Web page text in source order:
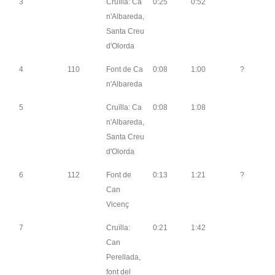
3
Cruïlla: Ca
n'Albareda,
Santa Creu
d'Olorda
0:25 0:52
4 110
Font de Ca
n'Albareda
0:08 1:00 ?
5
Cruïlla: Ca
n'Albareda,
Santa Creu
d'Olorda
0:08 1:08
6 112
Font de
Can
Vicenç
0:13 1:21 ?
7
Cruïlla:
Can
Perellada,
font del
0:21 1:42